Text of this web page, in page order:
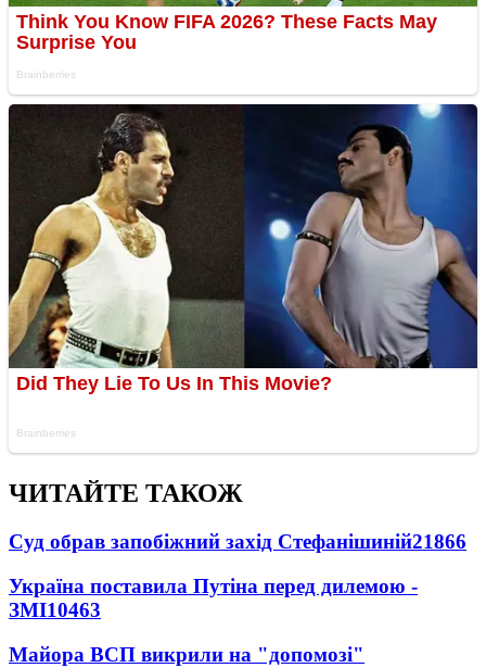
ЧИТАЙТЕ ТАКОЖ
Суд обрав запобіжний захід Стефанішиній21866
Україна поставила Путіна перед дилемою -
ЗМІ10463
Майора ВСП викрили на "допомозі"